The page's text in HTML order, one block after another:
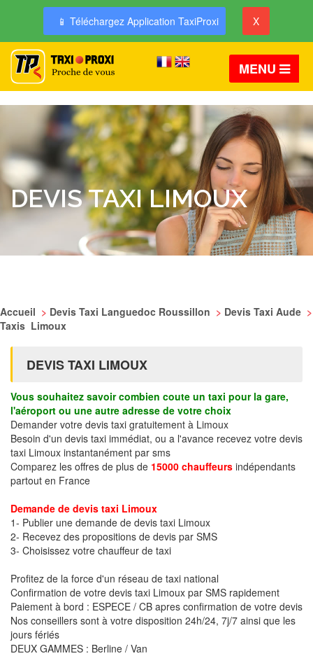
📱 Téléchargez Application TaxiProxi X
MENU
DEVIS TAXI LIMOUX
Accueil > Devis Taxi Languedoc Roussillon > Devis Taxi Aude >
Taxis Limoux
DEVIS TAXI LIMOUX
Vous souhaitez savoir combien coute un taxi pour la gare,
l'aéroport ou une autre adresse de votre choix
Demander votre devis taxi gratuitement à Limoux
Besoin d'un devis taxi immédiat, ou a l'avance recevez votre devis
taxi Limoux instantanément par sms
Comparez les offres de plus de 15000 chauffeurs indépendants
partout en France
Demande de devis taxi Limoux
1- Publier une demande de devis taxi Limoux
2- Recevez des propositions de devis par SMS
3- Choisissez votre chauffeur de taxi
Profitez de la force d'un réseau de taxi national
Confirmation de votre devis taxi Limoux par SMS rapidement
Paiement à bord : ESPECE / CB apres confirmation de votre devis
Nos conseillers sont à votre disposition 24h/24, 7j/7 ainsi que les
jours fériés
DEUX GAMMES : Berline / Van